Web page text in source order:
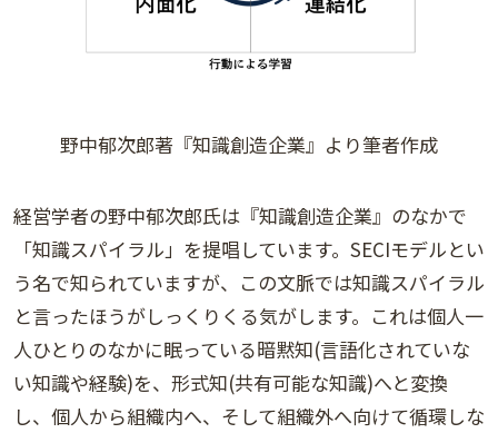
野中郁次郎著『知識創造企業』より筆者作成
経営学者の野中郁次郎氏は『知識創造企業』のなかで
「知識スパイラル」を提唱しています。SECIモデルとい
う名で知られていますが、この文脈では知識スパイラル
と言ったほうがしっくりくる気がします。これは個人一
人ひとりのなかに眠っている暗黙知(言語化されていな
い知識や経験)を、形式知(共有可能な知識)へと変換
し、個人から組織内へ、そして組織外へ向けて循環しな